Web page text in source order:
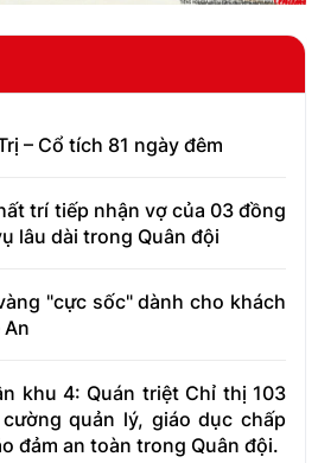
– Cổ tích 81 ngày đêm
trí tiếp nhận vợ của 03 đồng
lâu dài trong Quân đội
"cực sốc" dành cho khách
khu 4: Quán triệt Chỉ thị 103
quản lý, giáo dục chấp
đảm an toàn trong Quân đội.